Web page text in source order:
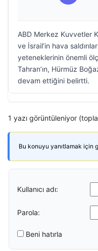
ABD Merkez Kuvvetler
ve İsrail’in hava
yeteneklerinin önemli
Tahran’ın, Hürmüz
devam ettiğini belirtti.
1 yazı görüntüleniyor
Bu konuyu yanıtlamak için
Kullanıcı adı:
Parola:
Beni hatırla